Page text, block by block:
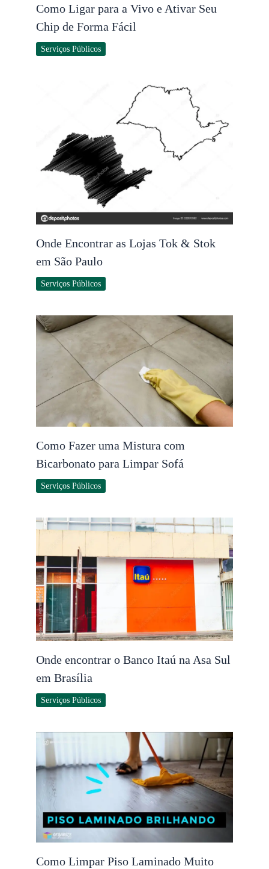
Como Ligar para a Vivo e Ativar Seu
Chip de Forma Fácil
Serviços Públicos
Onde Encontrar as Lojas Tok & Stok
em São Paulo
Serviços Públicos
Como Fazer uma Mistura com
Bicarbonato para Limpar Sofá
Serviços Públicos
Onde encontrar o Banco Itaú na Asa Sul
em Brasília
Serviços Públicos
Como Limpar Piso Laminado Muito